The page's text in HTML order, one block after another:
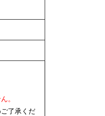
。
了承くだ